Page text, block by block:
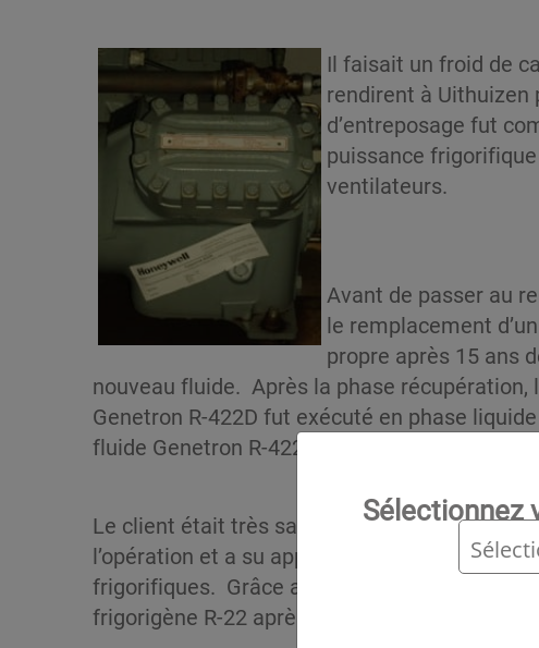
Sélectionnez
Il faisait un froid de
rendirent à Uithuizen
d’entreposage fut
puissance
ventilateurs.
Avant de passer au
le remplacement
propre après 15 ans
nouveau fluide. Après la phase récupération,
Genetron R-422D fut exécuté en phase
fluide Genetron R-422D furent introduits
Le client était très satisfait de l’expertise de
l’opération et a su apporter sa
frigorifiques. Grâce aux efforts combinés, le
frigorigène R-22 après le 1er janvier 2010.